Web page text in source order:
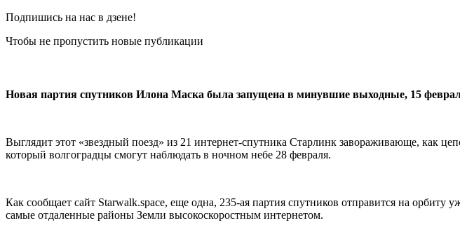
Подпишись на нас в дзене!
Чтобы не пропустить новые публикации
Новая партия спутников Илона Маска была запущена в минувшие выходные, 15
Выглядит этот «звездный поезд» из 21 интернет-спутника Старлинк завораживающе, как
который волгоградцы смогут наблюдать в ночном небе 28 февраля.
Как сообщает сайт Starwalk.space, еще одна, 235-ая партия спутников отправится на
самые отдаленные районы Земли высокоскоростным интернетом.